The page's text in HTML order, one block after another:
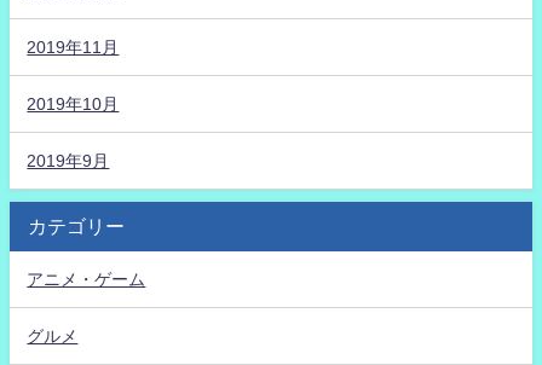
2019年11月
2019年10月
2019年9月
カテゴリー
アニメ・ゲーム
グルメ